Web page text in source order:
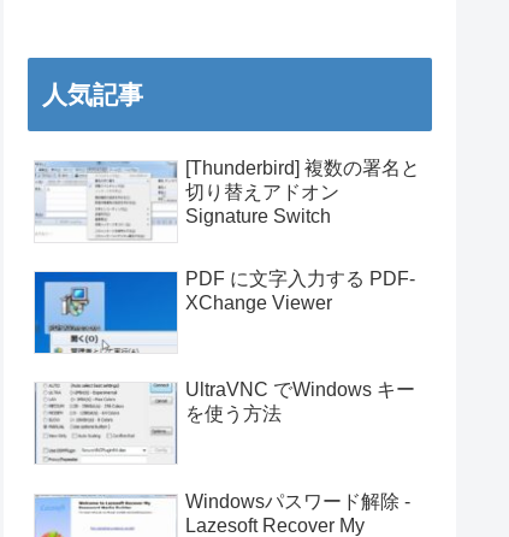
人気記事
[Thunderbird] 複数の署名と
切り替えアドオン
Signature Switch
PDF に文字入力する PDF-
XChange Viewer
UltraVNC でWindows キー
を使う方法
Windowsパスワード解除 -
Lazesoft Recover My